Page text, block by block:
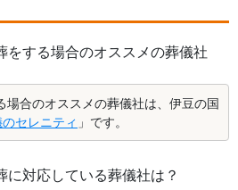
をする場合のオススメの葬儀社
場合のオススメの葬儀社は、伊豆の国
セレニティ 」です。
に対応している葬儀社は？